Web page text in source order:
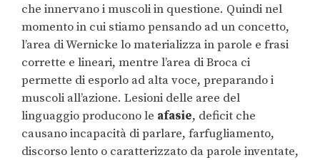
che innervano i muscoli in questione. Quindi nel
momento in cui stiamo pensando ad un concetto,
l’area di Wernicke lo materializza in parole e frasi
corrette e lineari, mentre l’area di Broca ci
permette di esporlo ad alta voce, preparando i
muscoli all’azione. Lesioni delle aree del
linguaggio producono le afasie, deficit che
causano incapacità di parlare, farfugliamento,
discorso lento o caratterizzato da parole inventate,